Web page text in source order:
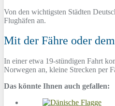
Von den wichtigsten Städten
Flughäfen an.
Mit der Fähre oder
In einer etwa 19-stündigen Fahrt
Norwegen an, kleine Strecken per
Das könnte Ihnen auch gefallen: